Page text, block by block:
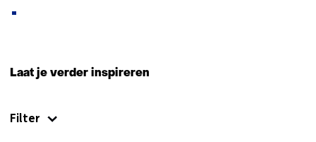
Laat je verder inspireren
Filter